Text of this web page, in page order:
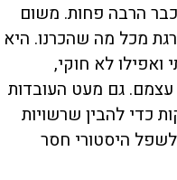
הרבה פחות. משום
מכל מה שהכרנו. היא
ואפילו לא חוקי,
גם מעט העובדות
כדי להבין שרשויות
היסטורי חסר